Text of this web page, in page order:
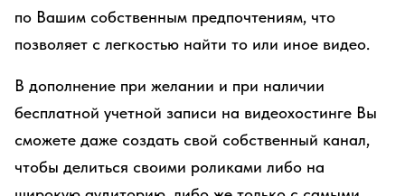
по Вашим собственным предпочтениям, что
позволяет с легкостью найти то или иное видео.
В дополнение при желании и при наличии
бесплатной учетной записи на видеохостинге Вы
сможете даже создать свой собственный канал,
чтобы делиться своими роликами либо на